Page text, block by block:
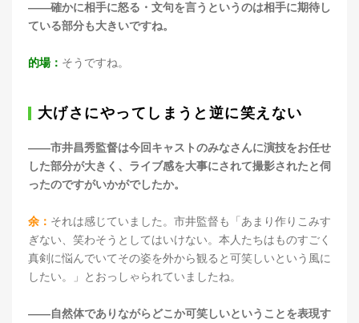
――確かに相手に怒る・文句を言うというのは相手に期待し
ている部分も大きいですね。
的場： そうですね。
大げさにやってしまうと逆に笑えない
――市井昌秀監督は今回キャストのみなさんに演技をお任せ
した部分が大きく、ライブ感を大事にされて撮影されたと伺
ったのですがいかがでしたか。
余： それは感じていました。市井監督も「あまり作りこみす
ぎない、笑わそうとしてはいけない。本人たちはものすごく
真剣に悩んでいてその姿を外から観ると可笑しいという風に
したい。」とおっしゃられていましたね。
――自然体でありながらどこか可笑しいということを表現す